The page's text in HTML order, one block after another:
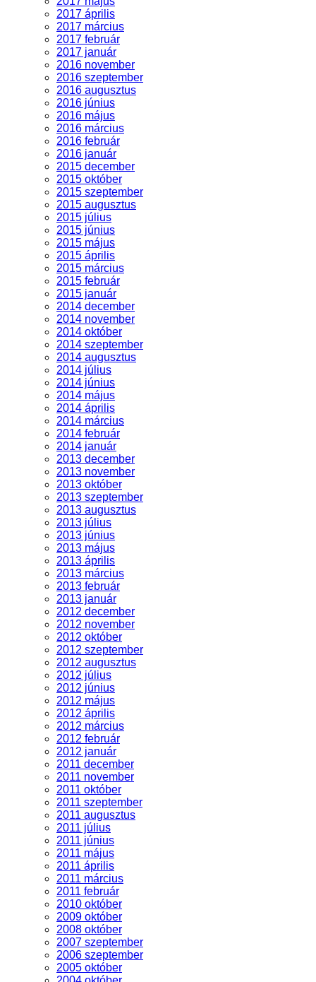
2017 április
2017 március
2017 február
2017 január
2016 november
2016 szeptember
2016 augusztus
2016 június
2016 május
2016 március
2016 február
2016 január
2015 december
2015 október
2015 szeptember
2015 augusztus
2015 július
2015 június
2015 május
2015 április
2015 március
2015 február
2015 január
2014 december
2014 november
2014 október
2014 szeptember
2014 augusztus
2014 július
2014 június
2014 május
2014 április
2014 március
2014 február
2014 január
2013 december
2013 november
2013 október
2013 szeptember
2013 augusztus
2013 július
2013 június
2013 május
2013 április
2013 március
2013 február
2013 január
2012 december
2012 november
2012 október
2012 szeptember
2012 augusztus
2012 július
2012 június
2012 május
2012 április
2012 március
2012 február
2012 január
2011 december
2011 november
2011 október
2011 szeptember
2011 augusztus
2011 július
2011 június
2011 május
2011 április
2011 március
2011 február
2010 október
2009 október
2008 október
2007 szeptember
2006 szeptember
2005 október